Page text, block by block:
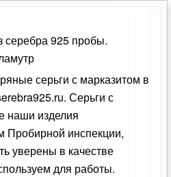
серебра 925 пробы.
серьги с марказитом в
Серьги с
наши изделия
Пробирной инспекции,
уверены в качестве
для работы.